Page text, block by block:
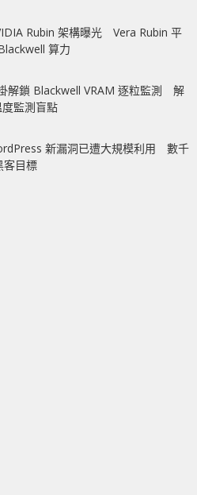
Rubin 架構曝光 Vera Rubin 平
算力
解鎖 Blackwell VRAM 逐粒監測 解
監測盲點
新漏洞已遭大規模利用 數千
客目標